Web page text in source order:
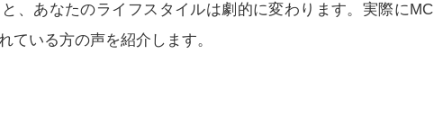
、あなたのライフスタイルは劇的に変わります。実際にMC
ている方の声を紹介します。